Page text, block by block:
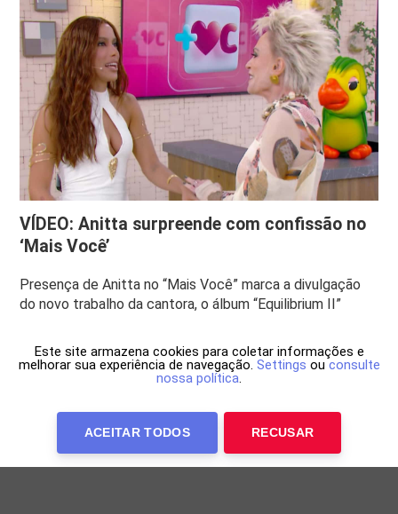
VÍDEO: Anitta surpreende com confissão no
‘Mais Você’
Presença de Anitta no “Mais Você” marca a divulgação
do novo trabalho da cantora, o álbum “Equilibrium II”
Este site armazena cookies para coletar informações e
melhorar sua experiência de navegação. Settings ou consulte
nossa política.
ACEITAR TODOS RECUSAR